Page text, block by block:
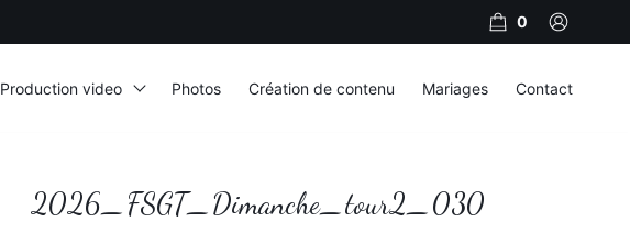
2026_FSGT_Dimanche_tour2_030
0
Production video Photos Création de contenu Mariages Contact